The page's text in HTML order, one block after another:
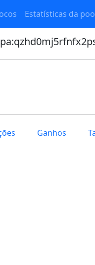
Estatísticas da
Ganhos